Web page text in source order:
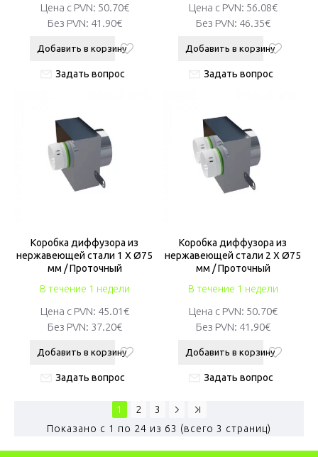
Цена с PVN: 50.70€
Без PVN: 41.90€
Добавить в корзину
Задать вопрос
Цена с PVN: 56.08€
Без PVN: 46.35€
Добавить в корзину
Задать вопрос
В течение 1 недели
Коробка диффузора из
нержавеющей стали 1 X Ø75
мм / Проточный
Цена с PVN: 45.01€
Без PVN: 37.20€
Добавить в корзину
Задать вопрос
В течение 1 недели
Коробка диффузора из
нержавеющей стали 2 X Ø75
мм / Проточный
Цена с PVN: 50.70€
Без PVN: 41.90€
Добавить в корзину
Задать вопрос
1 2
3
Показано с 1 по 24 из 63 (всего 3 страниц)